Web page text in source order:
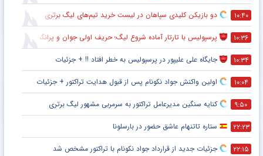
۱۰:۴۰ دو بازیکن کلیدی سپاهان در لیست خرید تیم‌های لیگ برتری
۱۰:۳۶ پرسپولیس با تارتار آماده شروع لیگ؛ حریف اولی جوان و پرانگیزه
۱۰:۳۴ جایگاه علی علیپور در پرسپولیس به خطر افتاد !! + جزئیات
۱۰:۰۴ اولین واکنش جواد نکونام پس از قبول هدایت تراکتور + جزئیات
۹:۵۰ کنایه سنگین مدیرعامل تراکتور به سرمربی مشهور لیگ برتری
۲۲:۲۳ ستاره تاتنهام عاشق حضور در بارسلونا
۲۲:۱۵ جزئیات جدید از قرارداد جواد نکونام با تراکتور مشخص شد